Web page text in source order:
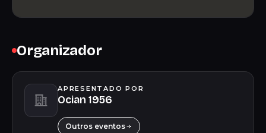
Organizador
APRESENTADO POR
Ocian 1956
Outros eventos